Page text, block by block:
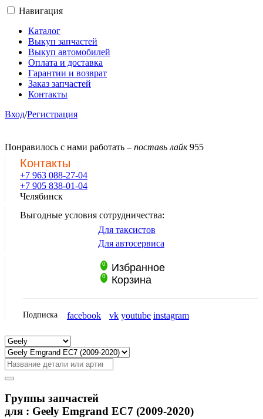
Навигация
Каталог
Выкуп запчастей
Выкуп автомобилей
Оплата и доставка
Гарантии и возврат
Заказ запчастей
Контакты
Вход/Регистрация
Понравилось с нами работать – поставь лайк 955
Контакты
+7 963 088-27-04
+7 905 838-01-04
Челябинск
Выгодные условия сотрудничества:
Для таксистов
Для автосервиса
0 Избранное
0 Корзина
Подписка facebook vk youtube instagram
Группы запчастей
для : Geely Emgrand EC7 (2009-2020)